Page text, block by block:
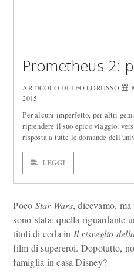
Prometheus 2:
ARTICOLO DI LEO LORUSSO
2015
Per alcuni imperfetto, per altri
riprendere il suo epico viaggio,
risposta a tutte le domande
LEGGI
Poco Star Wars, dicevamo,
sono stata: quella riguardante
titoli di coda in Il risveglio
film di supereroi. Dopotutto,
famiglia in casa Disney?